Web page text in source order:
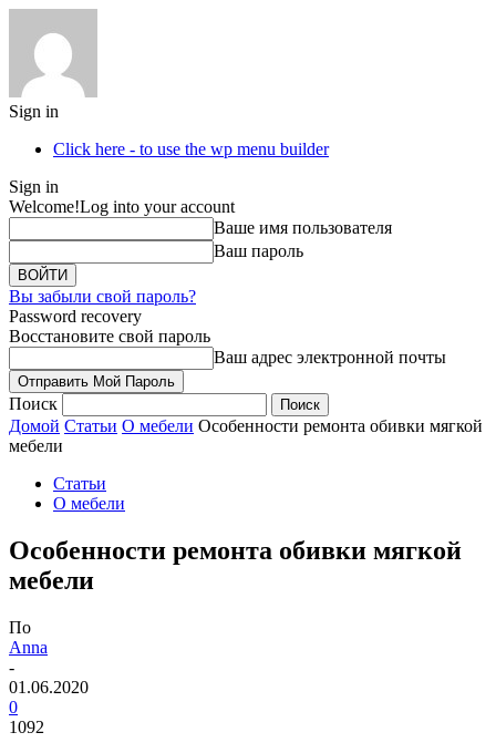
Sign in
Click here - to use the wp menu builder
Sign in
Welcome!Log into your account
Ваше имя пользователя
Ваш пароль
Вы забыли свой пароль?
Password recovery
Восстановите свой пароль
Ваш адрес электронной почты
Поиск
Домой Статьи О мебели Особенности ремонта обивки мягкой
мебели
Статьи
О мебели
Особенности ремонта обивки мягкой
мебели
По
Anna
-
01.06.2020
0
1092